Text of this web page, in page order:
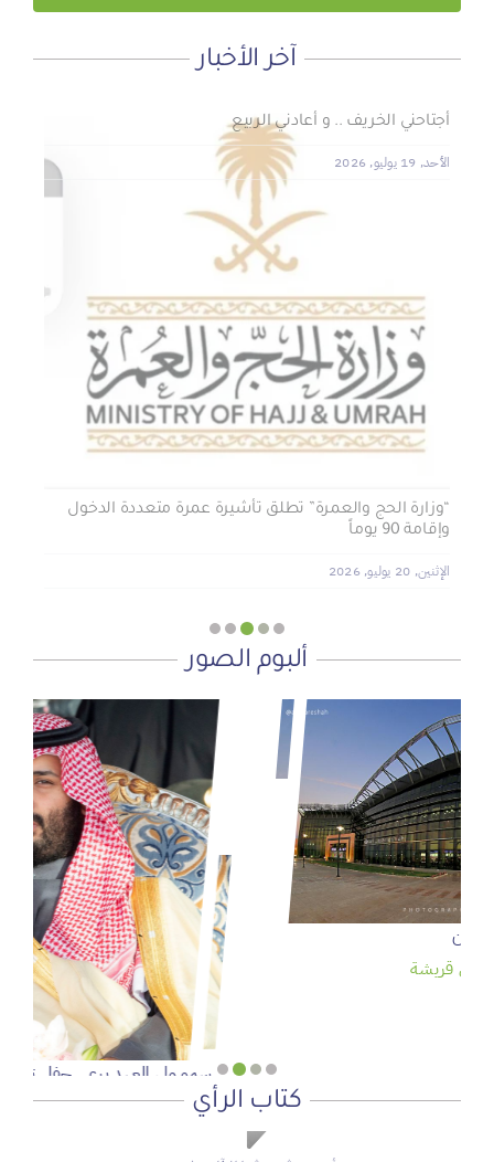
آخر الأخبار
الجمعية الخيرية للخدمات الاجتماعية بنجران تنفذ مشروعي
تأثيث المنازل وسداد الإيجارات بدعم من منصة ديم للمنح
التنموي
الأربعاء, 29 يوليو, 2026
“وزارة الحج والعمرة” تطلق تأشيرة عمرة متعددة الدخول
وإقامة 90 يوماً
الإثنين, 20 يوليو, 2026
أجتاحني الخريف .. و أعادني الربيع
الأحد, 19 يوليو, 2026
لماذا نعمل 8 ساعات؟
الجمعة, 3 يوليو, 2026
المنطقة الآمنة
الخميس, 2 يوليو, 2026
ألبوم الصور
سمو ولي العهد يرعى حفل تخريج الدفعة 95 من طلبة كلية
الملك فيصل الجوية
عدسة: وكالة واس